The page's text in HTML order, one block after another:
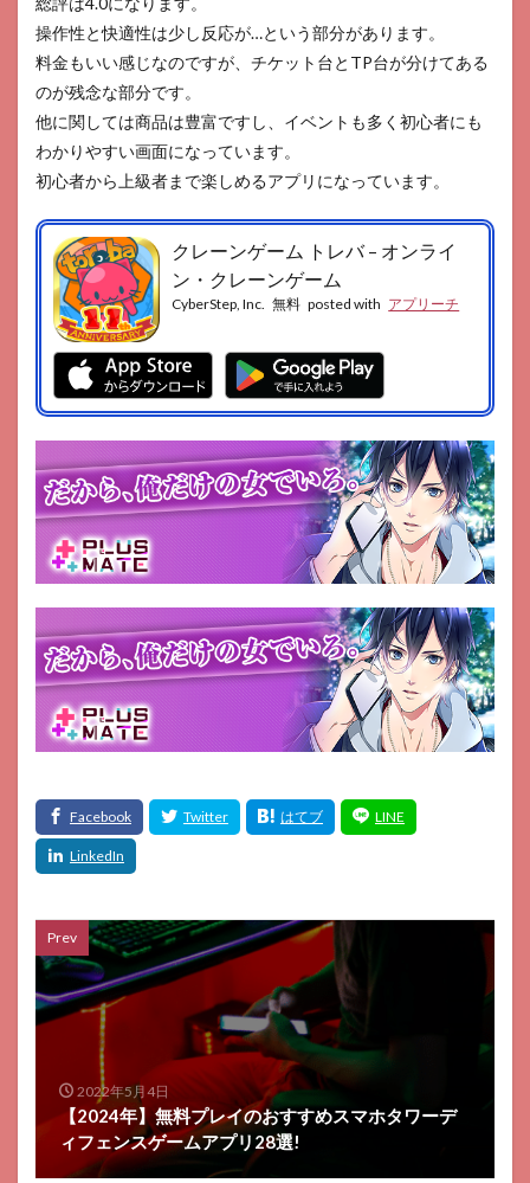
操作性と快適性は少し反応が…という部分があります。
料金もいい感じなのですが、チケット台とTP台が分けてある
のが残念な部分です。
他に関しては商品は豊富ですし、イベントも多く初心者にも
わかりやすい画面になっています。
初心者から上級者まで楽しめるアプリになっています。
クレーンゲーム トレバ – オンライ
ン・クレーンゲーム
CyberStep, Inc. 無料 posted with アプリーチ
Prev
2022年5月4日
【2024年】無料プレイのおすすめスマホタワーデ
ィフェンスゲームアプリ28選!